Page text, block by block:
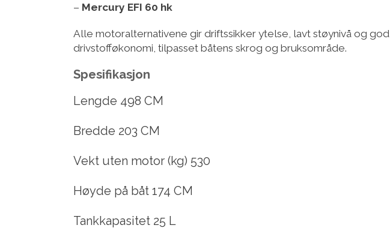
– Mercury EFI 60 hk
Alle motoralternativene gir driftssikker ytelse, lavt støynivå og god
drivstofføkonomi, tilpasset båtens skrog og bruksområde.
Spesifikasjon
Lengde 498 CM
Bredde 203 CM
Vekt uten motor (kg) 530
Høyde på båt 174 CM
Tankkapasitet 25 L